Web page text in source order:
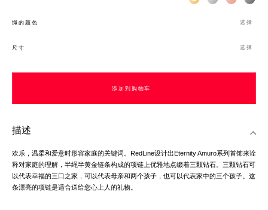
绳的颜色 选择
尺寸 选择
添加到购物车
描述
欢乐，温柔和爱意时形容家庭的关键词。RedLine设计出Eternity Amuro系列首饰来诠
释对家庭的理解，半绳半黄金链条构成的项链上优雅地点缀着三颗钻石。三颗钻石可
以代表幸福的三口之家，可以代表母亲和两个孩子，也可以代表家中的三个孩子。这
条漂亮的项链是适合送给您心上人的礼物。